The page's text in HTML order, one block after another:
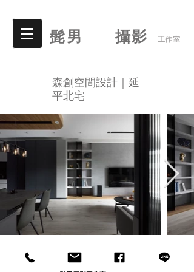
髭男 攝影 工作室
森創空間設計｜延
平北宅